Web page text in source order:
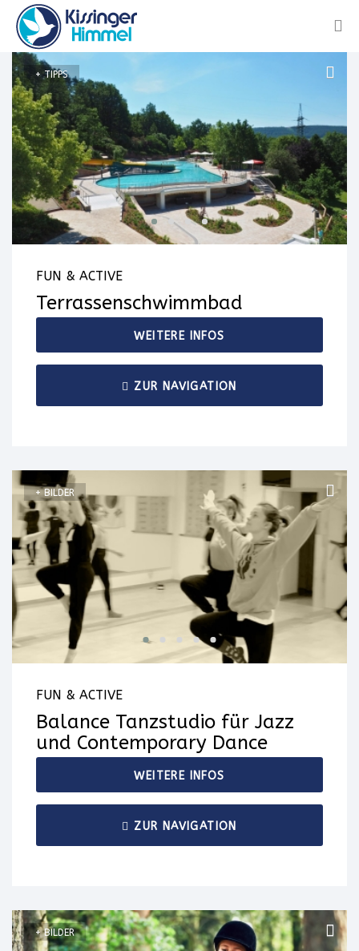
+ TIPPS
FUN & ACTIVE
Terrassenschwimmbad
WEITERE INFOS
ZUR NAVIGATION
+ BILDER
FUN & ACTIVE
Balance Tanzstudio für Jazz
und Contemporary Dance
WEITERE INFOS
ZUR NAVIGATION
+ BILDER